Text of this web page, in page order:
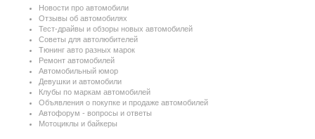
Новости про автомобили
Отзывы об автомобилях
Тест-драйвы и обзоры новых автомобилей
Советы для автолюбителей
Тюнинг авто разных марок
Ремонт автомобилей
Автомобильный юмор
Девушки и автомобили
Клубы по маркам автомобилей
Объявления о покупке и продаже автомобилей
Автофорум - вопросы и ответы
Мотоциклы и байкеры